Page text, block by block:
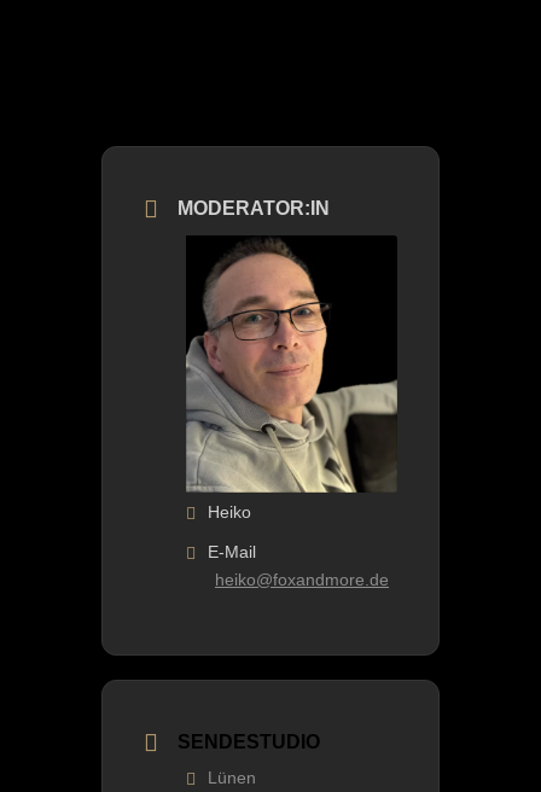
MODERATOR:IN
Heiko
E-Mail
heiko@foxandmore.de
SENDESTUDIO
Lünen